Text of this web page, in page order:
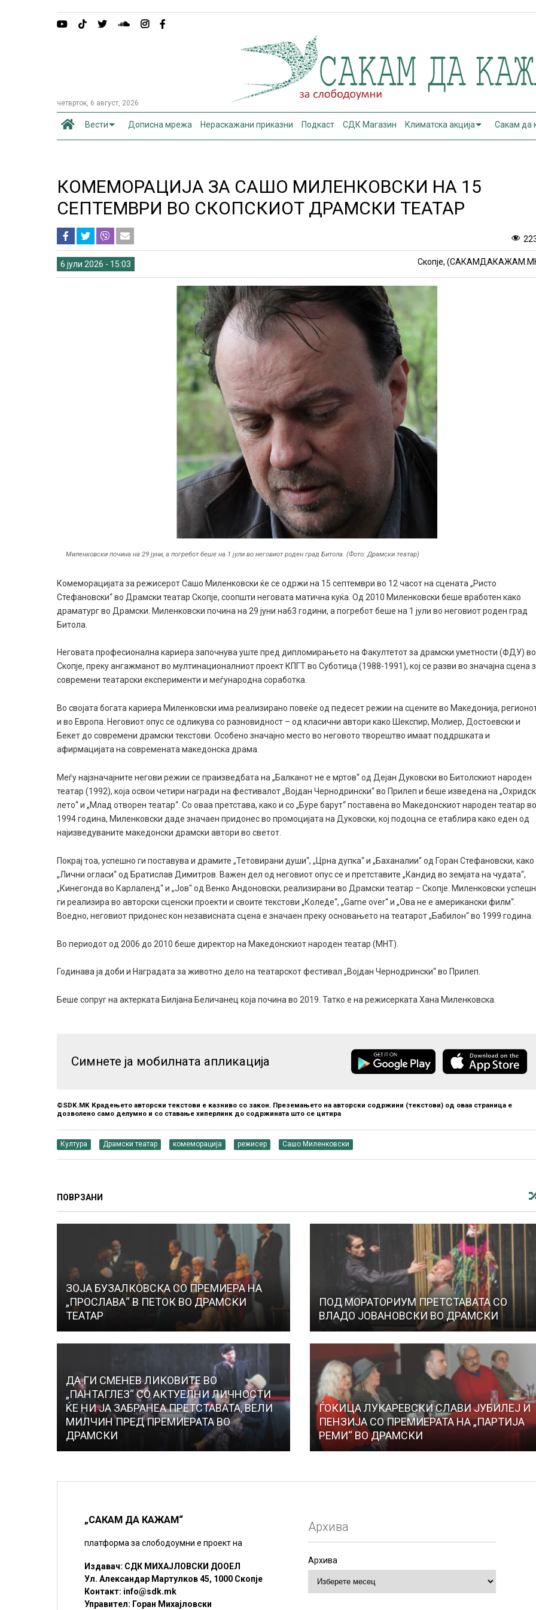
четврток, 6 август, 2026
Вести Дописна мрежа Нераскажани приказни Подкаст СДК Магазин Климатска акција Сакам да
КОМЕМОРАЦИЈА ЗА САШО МИЛЕНКОВСКИ НА 15
СЕПТЕМВРИ ВО СКОПСКИОТ ДРАМСКИ ТЕАТАР
6 јули 2026 - 15:03 Скопје,
Миленковски почина на 29 јуни, а погребот беше на 1 јули во неговиот роден град Битола. (Фото: Драмски театар)
Комеморацијата за режисерот Сашо Миленковски ќе се одржи на 15 септември во 12 часот на сцената „Ристо
Стефановски“ во Драмски театар Скопје, соопшти неговата матична куќа. Од 2010 Миленковски беше вработен како
драматург во Драмски. Миленковски почина на 29 јуни на63 години, а погребот беше на 1 јули во неговиот роден град
Битола.
Неговата професионална кариера започнува уште пред дипломирањето на Факултетот за драмски уметности (ФДУ) во
Скопје, преку ангажманот во мултинационалниот проект КПГТ во Суботица (1988-1991), кој се разви во значајна сцена
современи театарски експерименти и меѓународна соработка.
Во својата богата кариера Миленковски има реализирано повеќе од педесет режии на сцените во Македонија,
и во Европа. Неговиот опус се одликува со разновидност – од класични автори како Шекспир, Молиер, Достоевски и
Бекет до современи драмски текстови. Особено значајно место во неговото творештво имаат поддршката и
афирмацијата на современата македонска драма.
Меѓу најзначајните негови режии се праизведбата на „Балканот не е мртов“ од Дејан Дуковски во Битолскиот народен
театар (1992), која освои четири награди на фестивалот „Војдан Чернодрински“ во Прилеп и беше изведена на
лето“ и „Млад отворен театар“. Со оваа претстава, како и со „Буре барут“ поставена во Македонскиот народен театар во
1994 година, Миленковски даде значаен придонес во промоцијата на Дуковски, кој подоцна се етаблира како еден од
најизведуваните македонски драмски автори во светот.
Покрај тоа, успешно ги поставува и драмите „Тетовирани души“, „Црна дупка“ и „Баханалии“ од Горан Стефановски, како
„Лични огласи“ од Братислав Димитров. Важен дел од неговиот опус се и претставите „Кандид во земјата на чудата“,
„Кинегонда во Карлаленд“ и „Јов“ од Венко Андоновски, реализирани во Драмски театар – Скопје. Миленковски
ги реализира во авторски сценски проекти и своите текстови „Коледе“, „Game over“ и „Ова не е американски филм“.
Воедно, неговиот придонес кон независната сцена е значаен преку основањето на театарот „Бабилон“ во 1999 година.
Во периодот од 2006 до 2010 беше директор на Македонскиот народен театар (МНТ).
Годинава ја доби и Наградата за животно дело на театарскот фестивал „Војдан Чернодрински“ во Прилеп.
Беше сопруг на актерката Билјана Беличанец која почина во 2019. Татко е на режисерката Хана Миленковска.
Симнете ја мобилната апликација
©SDK.MK Крадењето авторски текстови е казниво со закон. Преземањето на авторски содржини (текстови) од оваа страница е
дозволено само делумно и со ставање хиперлинк до содржината што се цитира
Култура Драмски театар комеморација режисер Сашо Миленковски
ПОВРЗАНИ
ЗОЈА БУЗАЛКОВСКА СО ПРЕМИЕРА НА
„ПРОСЛАВА“ В ПЕТОК ВО ДРАМСКИ
ТЕАТАР
ПОД МОРАТОРИУМ ПРЕТСТАВАТА СО
ВЛАДО ЈОВАНОВСКИ ВО ДРАМСКИ
ДА ГИ СМЕНЕВ ЛИКОВИТЕ ВО
„ПАНТАГЛЕЗ“ СО АКТУЕЛНИ ЛИЧНОСТИ
ЌЕ НИ ЈА ЗАБРАНЕА ПРЕТСТАВАТА, ВЕЛИ
МИЛЧИН ПРЕД ПРЕМИЕРАТА ВО
ДРАМСКИ
ЃОКИЦА ЛУКАРЕВСКИ СЛАВИ ЈУБИЛЕЈ И
ПЕНЗИЈА СО ПРЕМИЕРАТА НА „ПАРТИЈА
РЕМИ“ ВО ДРАМСКИ
„САКАМ ДА КАЖАМ“
платформа за слободоумни е проект на
Издавач: СДК МИХАЈЛОВСКИ ДООЕЛ
Ул. Александар Мартулков 45, 1000 Скопје
Контакт: info@sdk.mk
Управител: Горан Михајловски
Архива
Архива